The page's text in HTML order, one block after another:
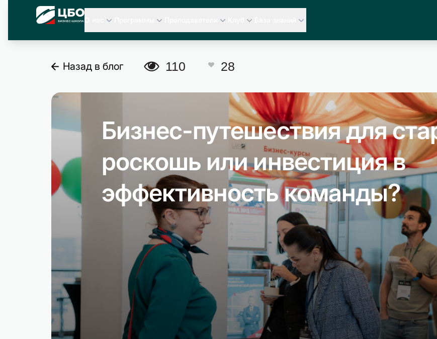
CBO
Назад в блог A 110 C 28
Бизнес-путешествия для
роскошь или инвестиция в
эффективность команды?